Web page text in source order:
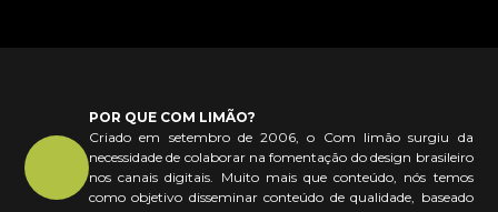
POR QUE COM LIMÃO?
Criado em setembro de 2006, o Com limão surgiu da
necessidade de colaborar na fomentação do design brasileiro
nos canais digitais. Muito mais que conteúdo, nós temos
como objetivo disseminar conteúdo de qualidade, baseado